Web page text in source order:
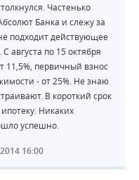
Частенько
Банка и слежу за
подходит действующее
августа по 15 октября
11,5%, первичный взнос
- от 25%. Не знаю
В короткий срок
Никаких
успешно.
16:00